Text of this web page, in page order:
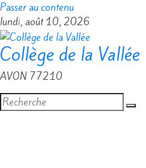
Passer au contenu
lundi, août 10, 2026
Collège de la Vallée
AVON 77210